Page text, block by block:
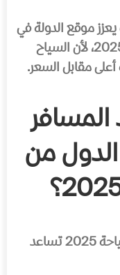
موقع الدولة في
ترتيب الدول من حيث السياحة 2025، لأن السياح
مقابل السعر.
المسافر
من
معرفة ترتيب الدول من حيث السياحة 2025 تساعد